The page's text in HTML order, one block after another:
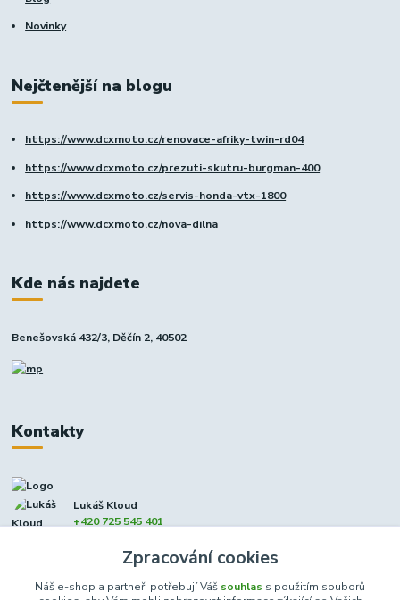
Novinky
Nejčtenější na blogu
https://www.dcxmoto.cz/renovace-afriky-twin-rd04
https://www.dcxmoto.cz/prezuti-skutru-burgman-400
https://www.dcxmoto.cz/servis-honda-vtx-1800
https://www.dcxmoto.cz/nova-dilna
Kde nás najdete
Benešovská 432/3, Děčín 2, 40502
Kontakty
Lukáš Kloud
+420 725 545 401
Zpracování cookies
Náš e-shop a partneři potřebují Váš souhlas s použitím souborů